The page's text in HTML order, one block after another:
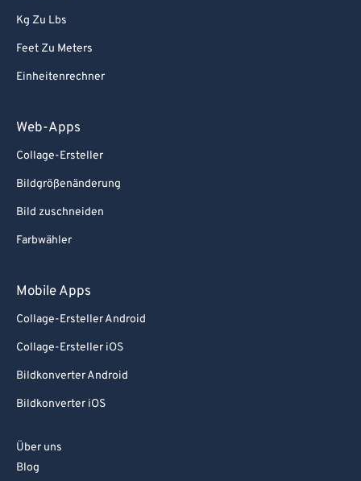
Kg Zu Lbs
Feet Zu Meters
Einheitenrechner
Web-Apps
Collage-Ersteller
Bildgrößenänderung
Bild zuschneiden
Farbwähler
Mobile Apps
Collage-Ersteller Android
Collage-Ersteller iOS
Bildkonverter Android
Bildkonverter iOS
Über uns
Blog